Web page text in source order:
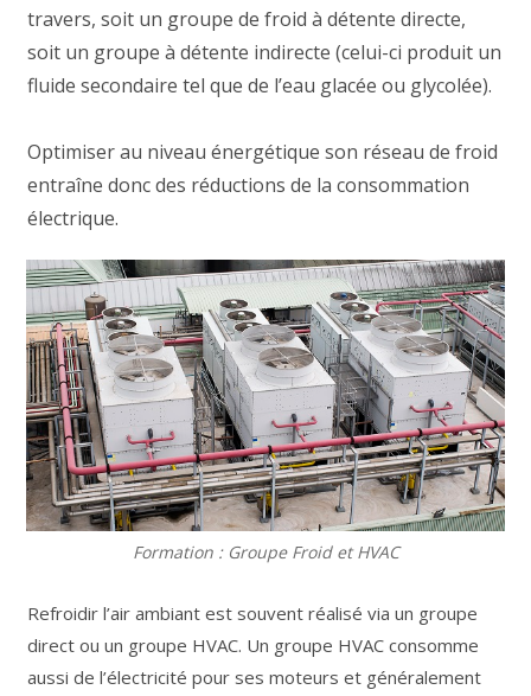
travers, soit un groupe de froid à détente directe,
soit un groupe à détente indirecte (celui-ci produit un
fluide secondaire tel que de l’eau glacée ou glycolée).
Optimiser au niveau énergétique son réseau de froid
entraîne donc des réductions de la consommation
électrique.
Formation : Groupe Froid et HVAC
Refroidir l’air ambiant est souvent réalisé via un groupe
direct ou un groupe HVAC. Un groupe HVAC consomme
aussi de l’électricité pour ses moteurs et généralement